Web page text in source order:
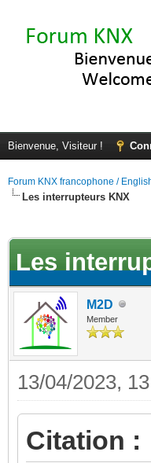
Bienvenue, Visiteur !
Forum KNX francophone /
Les interrupteurs KNX
Les
M2D
Member
13/04/2023,
Citation :